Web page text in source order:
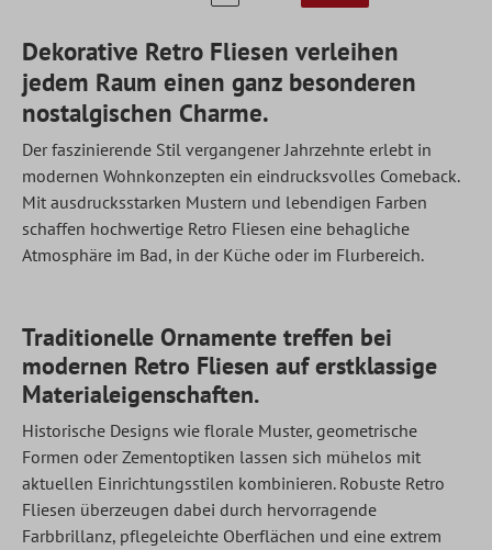
Dekorative Retro Fliesen verleihen
jedem Raum einen ganz besonderen
nostalgischen Charme.
Der faszinierende Stil vergangener Jahrzehnte erlebt in
modernen Wohnkonzepten ein eindrucksvolles Comeback.
Mit ausdrucksstarken Mustern und lebendigen Farben
schaffen hochwertige Retro Fliesen eine behagliche
Atmosphäre im Bad, in der Küche oder im Flurbereich.
Traditionelle Ornamente treffen bei
modernen Retro Fliesen auf erstklassige
Materialeigenschaften.
Historische Designs wie florale Muster, geometrische
Formen oder Zementoptiken lassen sich mühelos mit
aktuellen Einrichtungsstilen kombinieren. Robuste Retro
Fliesen überzeugen dabei durch hervorragende
Farbbrillanz, pflegeleichte Oberflächen und eine extrem